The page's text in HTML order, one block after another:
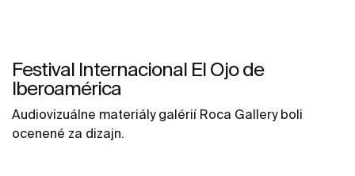
Festival Internacional El Ojo de
Iberoamérica
Audiovizuálne materiály galérií Roca Gallery boli
ocenené za dizajn.